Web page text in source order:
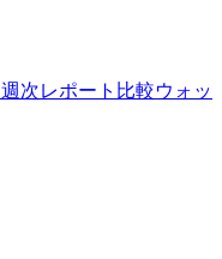
週次レポート 比較ウォッ